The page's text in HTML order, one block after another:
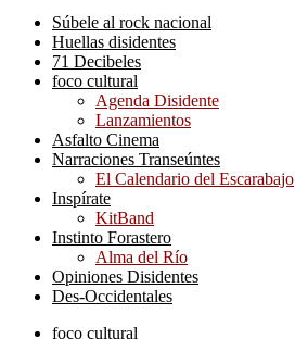
Súbele al rock nacional
Huellas disidentes
71 Decibeles
foco cultural
Agenda Disidente
Lanzamientos
Asfalto Cinema
Narraciones Transeúntes
El Calendario del Escarabajo
Inspírate
KitBand
Instinto Forastero
Alma del Río
Opiniones Disidentes
Des-Occidentales
foco cultural